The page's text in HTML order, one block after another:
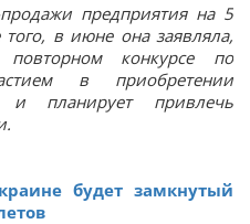
предприятия на 5
в июне она заявляла,
конкурсе по
в приобретении
и планирует привлечь
будет замкнутый